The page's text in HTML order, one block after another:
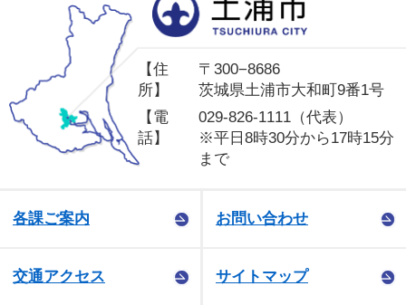
【住
所】
〒300−8686
茨城県土浦市大和町9番1号
【電
話】
029-826-1111（代表）
※平日8時30分から17時15分
まで
各課ご案内 お問い合わせ
交通アクセス サイトマップ